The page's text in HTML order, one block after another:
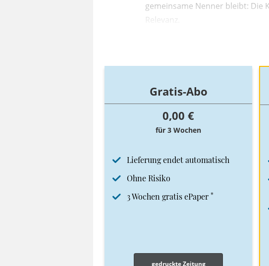
gemeinsame Nenner bleibt: Die
Relevanz.
Gratis-Abo
0,00 €
für 3 Wochen
Lieferung endet automatisch
Ohne Risiko
3 Wochen gratis ePaper *
gedruckte Zeitung